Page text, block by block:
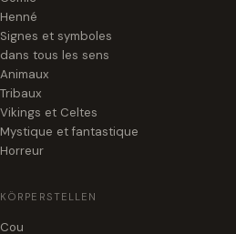
Henné
Signes et symboles
dans tous les sens
Animaux
Tribaux
Vikings et Celtes
Mystique et fantastique
Horreur
KÖRPERSTELLEN
Cou